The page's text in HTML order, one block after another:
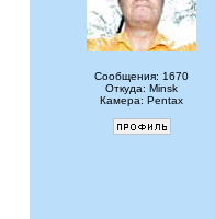
Сообщения: 1670
Откуда: Minsk
Камера: Pentax